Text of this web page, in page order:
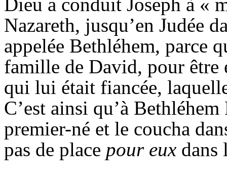
Nazareth, jusqu’en Judée
appelée Bethléhem, parce
famille de David, pour être
qui lui était fiancée,
C’est ainsi qu’à
premier-né et le coucha
pas de place pour eux dans